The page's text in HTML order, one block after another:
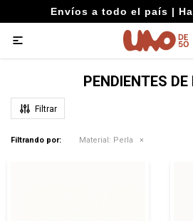
Envíos a todo el país |

PENDIENTES
Filtrando por: Material: Perla